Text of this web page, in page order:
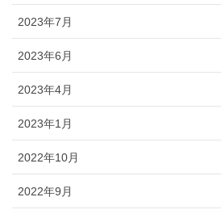
2023年7月
2023年6月
2023年4月
2023年1月
2022年10月
2022年9月